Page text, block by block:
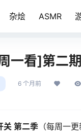
杂烩 ASMR
一看]第二
6 个月前
关 第二季 （每周一